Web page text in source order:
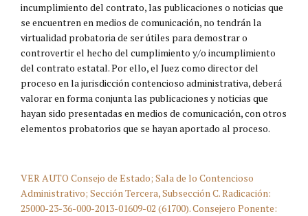
incumplimiento del contrato, las publicaciones o noticias que
se encuentren en medios de comunicación, no tendrán la
virtualidad probatoria de ser útiles para demostrar o
controvertir el hecho del cumplimiento y/o incumplimiento
del contrato estatal. Por ello, el Juez como director del
proceso en la jurisdicción contencioso administrativa, deberá
valorar en forma conjunta las publicaciones y noticias que
hayan sido presentadas en medios de comunicación, con otros
elementos probatorios que se hayan aportado al proceso.
VER AUTO Consejo de Estado; Sala de lo Contencioso
Administrativo; Sección Tercera, Subsección C. Radicación:
25000-23-36-000-2013-01609-02 (61700). Consejero Ponente: